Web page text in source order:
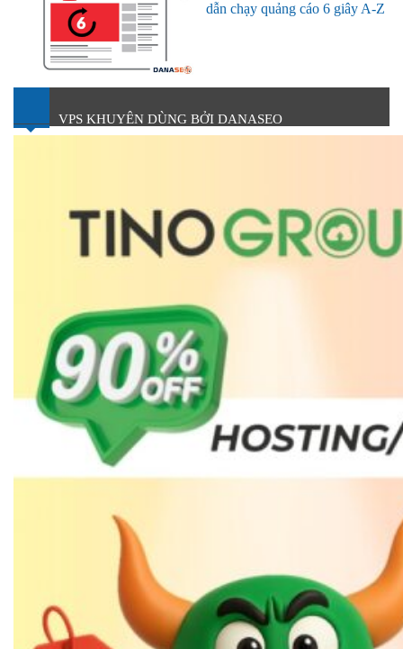
dẫn chạy quảng cáo 6 giây A-Z
VPS KHUYÊN DÙNG BỞI DANASEO